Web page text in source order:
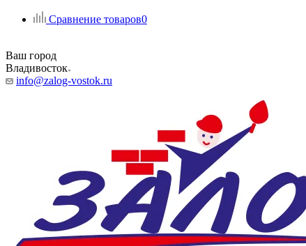
Сравнение товаров0
Ваш город
Владивосток
info@zalog-vostok.ru